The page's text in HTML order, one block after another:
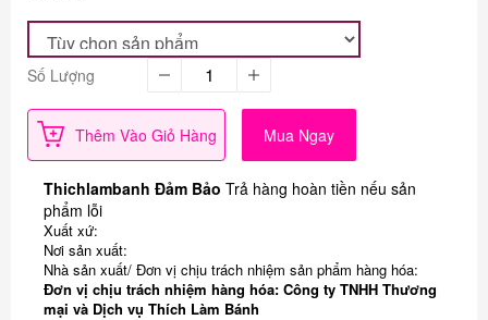
Số Lượng
Thêm Vào Giỏ Hàng Mua Ngay
Thichlambanh Đảm Bảo Trả hàng hoàn tiền nếu sản
phẩm lỗi
Xuất xứ:
Nơi sản xuất:
Nhà sản xuất/ Đơn vị chịu trách nhiệm sản phẩm hàng hóa:
Đơn vị chịu trách nhiệm hàng hóa: Công ty TNHH Thương
mại và Dịch vụ Thích Làm Bánh